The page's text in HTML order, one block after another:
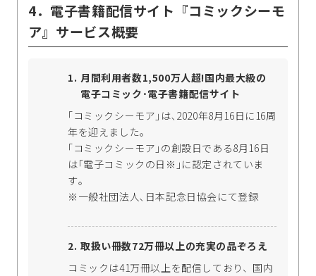
4．電子書籍配信サイト『コミックシーモ
ア』サービス概要
月間利用者数1,500万人超!国内最大級の
電子コミック･電子書籍配信サイト
｢コミックシーモア｣は､2020年8月16日に16周
年を迎えました。
｢コミックシーモア｣の創設日である8月16日
は｢電子コミックの日※｣に認定されていま
す｡
※一般社団法人､日本記念日協会にて登録
取扱い冊数72万冊以上の充実の品ぞろえ
コミックは41万冊以上を配信しており、国内